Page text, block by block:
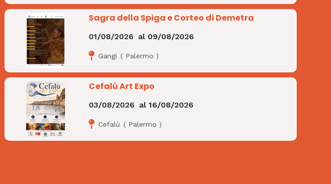
Sagra della Spiga e Corteo di Demetra
01/08/2026 al 09/08/2026
Gangi ( Palermo )
Cefalù Art Expo
03/08/2026 al16/08/2026
Cefalù ( Palermo )